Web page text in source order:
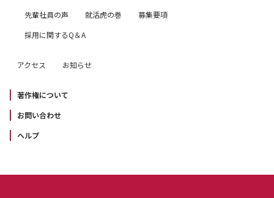
先輩社員の声
就活虎の巻
募集要項
採用に関するQ＆A
アクセス お知らせ
著作権について
お問い合わせ
ヘルプ